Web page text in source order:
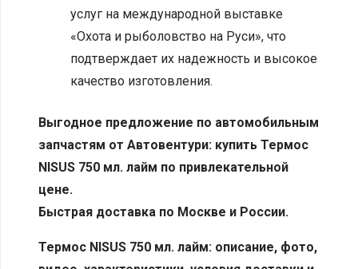
услуг на международной выставке
«Охота и рыболовство на Руси», что
подтверждает их надежность и высокое
качество изготовления.
Выгодное предложение по автомобильным
запчастям от Автовентури: купить Термос
NISUS 750 мл. лайм по привлекательной
цене.
Быстрая доставка по Москве и России.
Термос NISUS 750 мл. лайм: описание, фото,